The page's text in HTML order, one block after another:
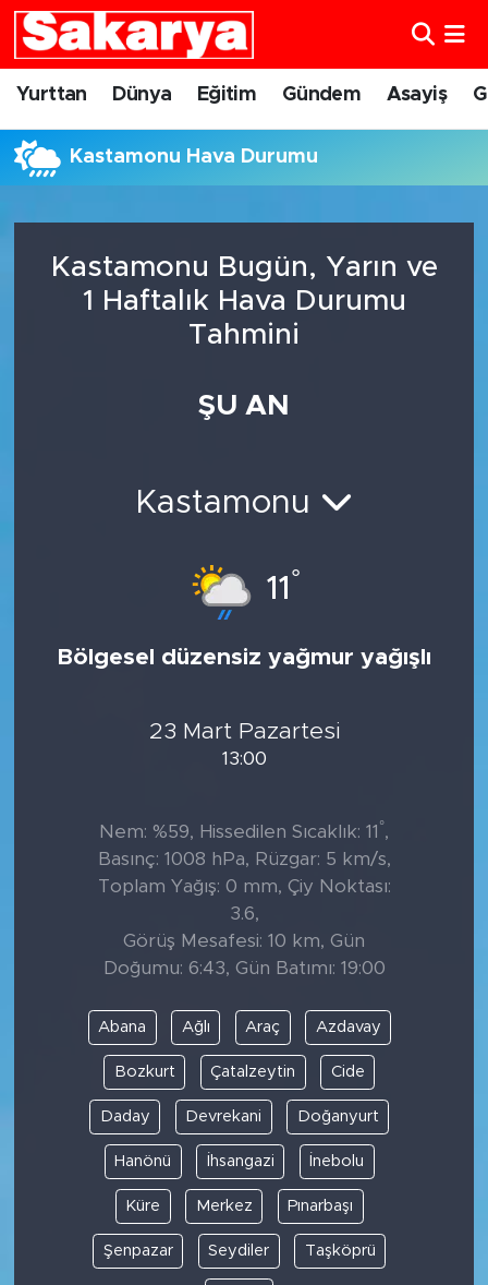
Yurttan Dünya Eğitim Gündem Asayiş
Kastamonu Hava Durumu
Kastamonu Bugün, Yarın ve
1 Haftalık Hava Durumu
Tahmini
ŞU AN
Kastamonu
11 °
Bölgesel düzensiz yağmur yağışlı
23 Mart Pazartesi
13:00
Nem: %59, Hissedilen Sıcaklık: 11 °,
Basınç: 1008 hPa, Rüzgar: 5 km/s,
Toplam Yağış: 0 mm, Çiy Noktası:
3.6,
Görüş Mesafesi: 10 km, Gün
Doğumu: 6:43, Gün Batımı: 19:00
Abana Ağlı Araç Azdavay
Bozkurt Çatalzeytin Cide
Daday Devrekani Doğanyurt
Hanönü İhsangazi İnebolu
Küre Merkez Pınarbaşı
Şenpazar Seydiler Taşköprü
Yurttan
Eskişehirspor
Eskişehir Nöbetçi Eczaneler
Süper Lig Puan Durumu ve Fikstür
Son Dakika Haberleri